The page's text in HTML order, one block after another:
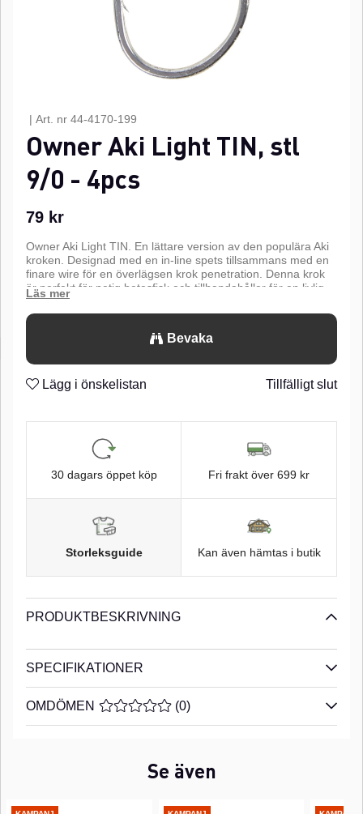
| Art. nr 44-4170-199
Owner Aki Light TIN, stl
9/0 - 4pcs
79 kr
Owner Aki Light TIN. En lättare version av den populära Aki
kroken. Designad med en in-line spets tillsammans med en
finare wire för en överlägsen krok penetration. Denna krok
är perfekt för petig betesfisk och tillhandahåller för en livlig
presentation med setups för lätta linor. Perfekt att binda
flugor för saltvattens fiske. Funktioner som Super Needle
Taff Wire
n
Super Needle Point
Tin finish
Bevaka
Lägg i önskelistan Tillfälligt slut
30 dagars öppet köp Fri frakt över 699 kr
Storleksguide Kan även hämtas i butik
PRODUKTBESKRIVNING
SPECIFIKATIONER
OMDÖMEN MEDELBETYG 0 AV 5 ANTAL BETYG 0
(0)
Se även